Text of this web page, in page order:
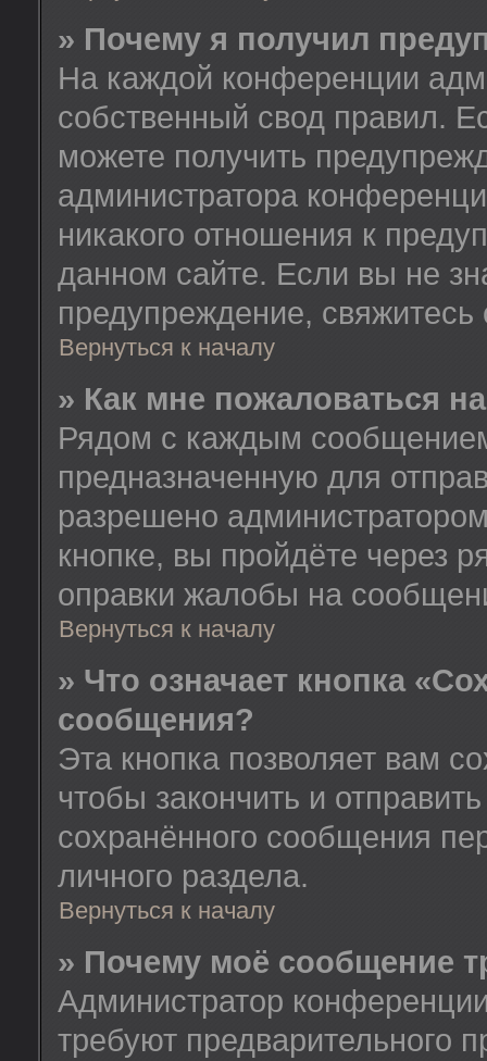
» Почему я получил
На каждой конференции
собственный свод правил.
можете получить
администратора
никакого отношения к
данном сайте. Если вы не
предупреждение,
Вернуться к началу
» Как мне пожаловаться
Рядом с каждым
предназначенную для
разрешено
кнопке, вы пройдёте через
оправки жалобы на
Вернуться к началу
» Что означает кнопка
сообщения?
Эта кнопка позволяет вам
чтобы закончить и
сохранённого сообщения
личного раздела.
Вернуться к началу
» Почему моё сообщение
Администратор
требуют предварительного